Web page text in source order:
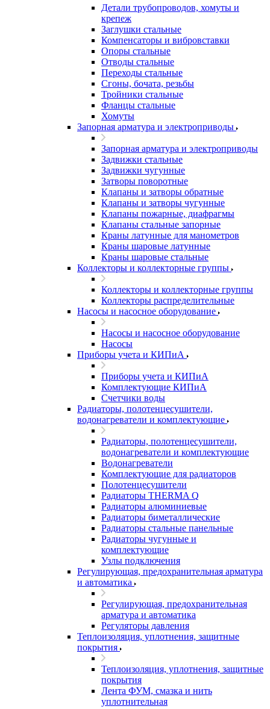
Детали трубопроводов, хомуты и
крепеж
Заглушки стальные
Компенсаторы и вибровставки
Опоры стальные
Отводы стальные
Переходы стальные
Сгоны, бочата, резьбы
Тройники стальные
Фланцы стальные
Хомуты
Запорная арматура и электроприводы
Запорная арматура и электроприводы
Задвижки стальные
Задвижки чугунные
Затворы поворотные
Клапаны и затворы обратные
Клапаны и затворы чугунные
Клапаны пожарные, диафрагмы
Клапаны стальные запорные
Краны латунные для манометров
Краны шаровые латунные
Краны шаровые стальные
Коллекторы и коллекторные группы
Коллекторы и коллекторные группы
Коллекторы распределительные
Насосы и насосное оборудование
Насосы и насосное оборудование
Насосы
Приборы учета и КИПиА
Приборы учета и КИПиА
Комплектующие КИПиА
Счетчики воды
Радиаторы, полотенцесушители,
водонагреватели и комплектующие
Радиаторы, полотенцесушители,
водонагреватели и комплектующие
Водонагреватели
Комплектующие для радиаторов
Полотенцесушители
Радиаторы THERMA Q
Радиаторы алюминиевые
Радиаторы биметаллические
Радиаторы стальные панельные
Радиаторы чугунные и
комплектующие
Узлы подключения
Регулирующая, предохранительная арматура
и автоматика
Регулирующая, предохранительная
арматура и автоматика
Регуляторы давления
Теплоизоляция, уплотнения, защитные
покрытия
Теплоизоляция, уплотнения, защитные
покрытия
Лента ФУМ, смазка и нить
уплотнительная